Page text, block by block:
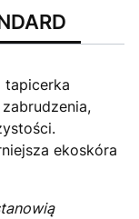
tapicerka
ekoskóra